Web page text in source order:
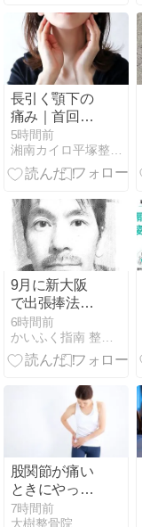
長引く顎下の
痛み｜首回り
との意外な関
係を解説
5時間前
湘南カイロ平塚整体院
9月に新大阪
で出張捧法仕
術を行います
伊豆のかいふ
く指南処【か
6時間前
股関節が痛い
ときにやって
はいけない動
7時間前
大樹整骨院